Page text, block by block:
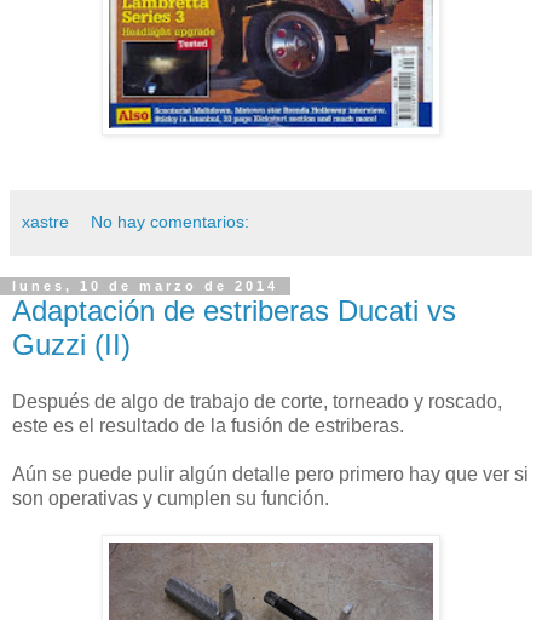
xastre No hay comentarios:
lunes, 10 de marzo de 2014
Adaptación de estriberas Ducati vs
Guzzi (II)
Después de algo de trabajo de corte, torneado y roscado,
este es el resultado de la fusión de estriberas.
Aún se puede pulir algún detalle pero primero hay que ver si
son operativas y cumplen su función.